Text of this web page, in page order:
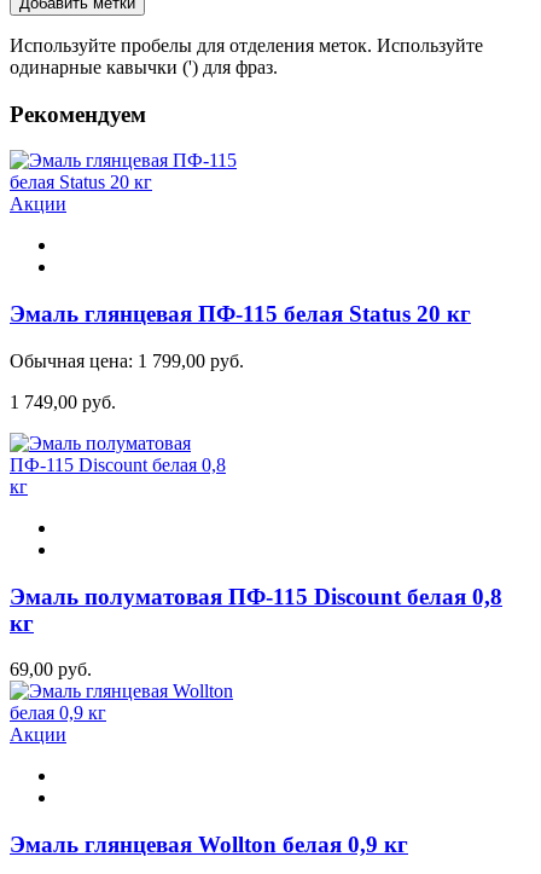
Используйте пробелы для отделения меток. Используйте
одинарные кавычки (') для фраз.
Рекомендуем
Акции
Эмаль глянцевая ПФ-115 белая Status 20 кг
Обычная цена: 1 799,00 руб.
1 749,00 руб.
Эмаль полуматовая ПФ-115 Discount белая 0,8
кг
69,00 руб.
Акции
Эмаль глянцевая Wollton белая 0,9 кг